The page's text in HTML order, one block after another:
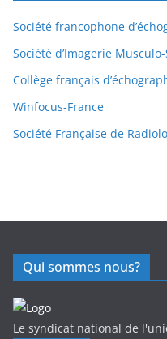
Société francophone
Société d’Imagerie
Collège français
Winfocus-France
Société Française de
Qui sommes nous?
Le syndicat national de